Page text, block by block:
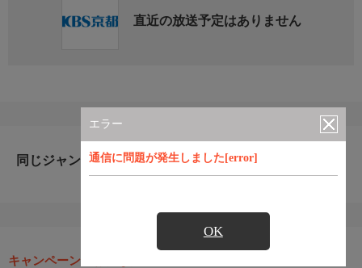
エラー
通信に問題が発生しました[error]
OK
直近の放送予定はありません
同じジャンルのおすすめ番組
キャンペーン・お得な情報